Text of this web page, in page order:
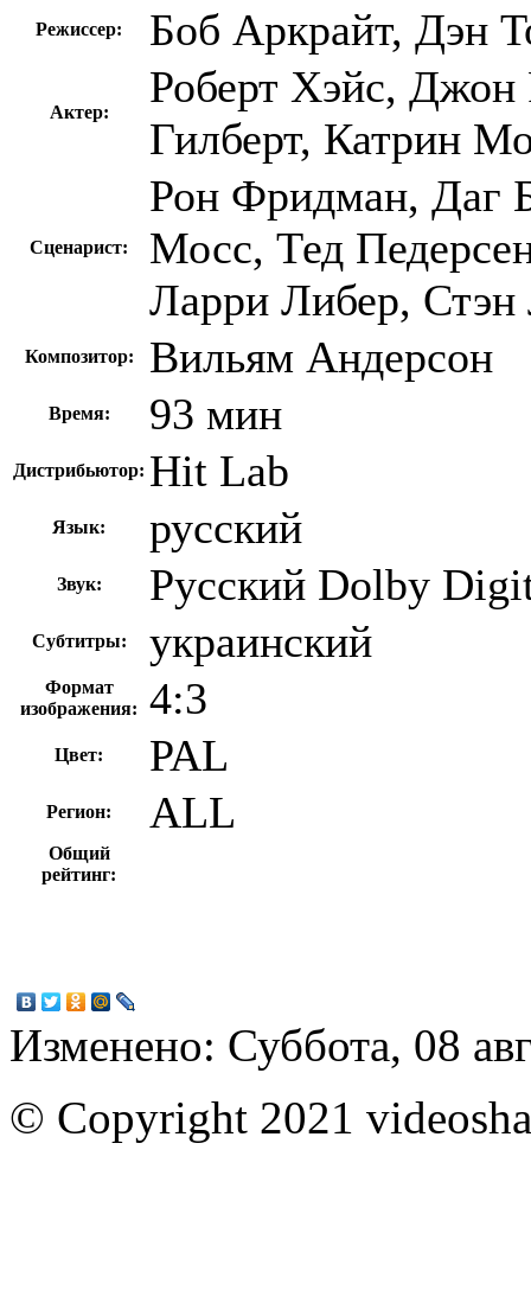
Режиссер: Боб Аркрайт, Дэн
Актер:
Роберт Хэйс,
Гилберт, Катрин
Сценарист:
Рон Фридман, Даг
Мосс, Тед
Ларри Либер, Стэн
Композитор: Вильям Андерсон
Время: 93 мин
Дистрибьютор: Hit Lab
Язык: русский
Звук: Русский Dolby
Субтитры: украинский
Формат
изображения:
4:3
Цвет: PAL
Регион: ALL
Общий
рейтинг:
Изменено: Суббота, 08
© Copyright 2021